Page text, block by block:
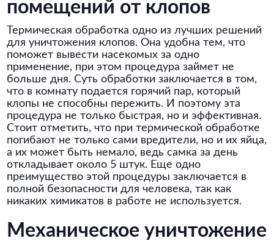
помещений от клопов
Термическая обработка одно из лучших решений
для уничтожения клопов. Она удобна тем, что
поможет вывести насекомых за одно
применение, при этом процедура займет не
больше дня. Суть обработки заключается в том,
что в комнату подается горячий пар, который
клопы не способны пережить. И поэтому эта
процедура не только быстрая, но и эффективная.
Стоит отметить, что при термической обработке
погибают не только сами вредители, но и их яйца,
а их может быть немало, ведь самка за день
откладывает около 5 штук. Еще одно
преимущество этой процедуры заключается в
полной безопасности для человека, так как
никаких химикатов в работе не используется.
Механическое уничтожение